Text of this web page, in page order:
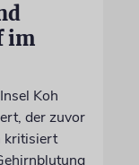
im
Koh
der zuvor
kritisiert